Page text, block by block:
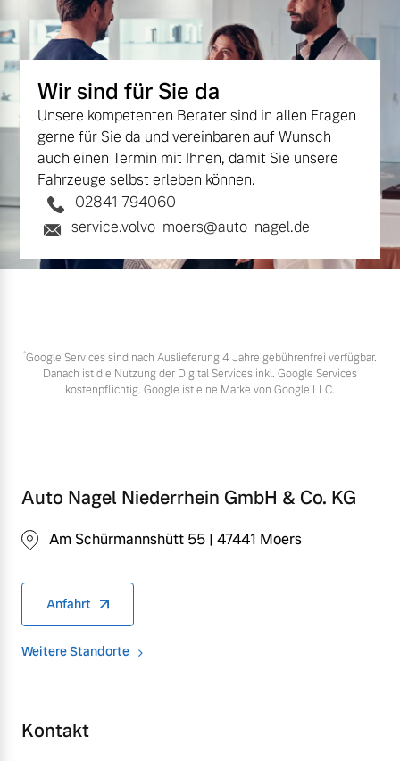
Wir sind für Sie da
Unsere kompetenten Berater sind in allen Fragen
gerne für Sie da und vereinbaren auf Wunsch
auch einen Termin mit Ihnen, damit Sie unsere
Fahrzeuge selbst erleben können.
02841 794060
service.volvo-moers@auto-nagel.de
*Google Services sind nach Auslieferung 4 Jahre gebührenfrei verfügbar.
Danach ist die Nutzung der Digital Services inkl. Google Services
kostenpflichtig. Google ist eine Marke von Google LLC.
Auto Nagel Niederrhein GmbH & Co. KG
Am Schürmannshütt 55 | 47441 Moers
Anfahrt
Weitere Standorte
Kontakt